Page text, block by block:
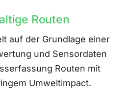
Routen
auf der Grundlage einer
und Sensordaten
Routen mit
Umweltimpact.